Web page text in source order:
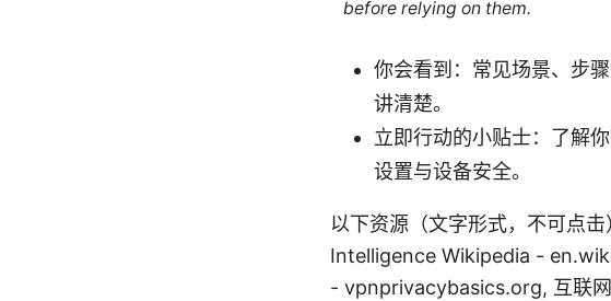
before relying on them.
你会看到：常见场景、步
讲清楚。
立即行动的小贴士：了解
设置与设备安全。
以下资源（文字形式，不可点
Intelligence Wikipedia -
- vpnprivacybasics.org, 互联